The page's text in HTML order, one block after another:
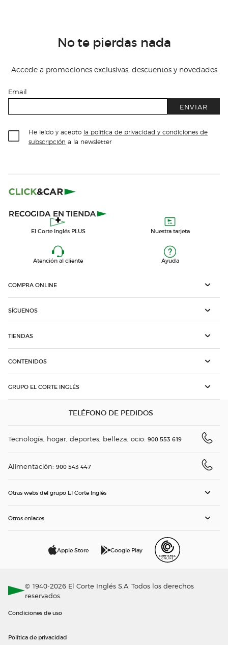
No te pierdas nada
Accede a promociones exclusivas, descuentos y novedades
Email
ENVIAR
He leído y acepto la política de privacidad y condiciones de
subscripción a la newsletter
El Corte Inglés PLUS Nuestra tarjeta
Atención al cliente Ayuda
COMPRA ONLINE
SÍGUENOS
TIENDAS
CONTENIDOS
GRUPO EL CORTE INGLÉS
TELÉFONO DE PEDIDOS
Tecnología, hogar, deportes, belleza, ocio: 900 553 619
Alimentación: 900 543 447
Otras webs del grupo El Corte Inglés
Otros enlaces
Apple Store Google Play
© 1940-2026 El Corte Inglés S.A. Todos los derechos
reservados.
Condiciones de uso
Política de privacidad